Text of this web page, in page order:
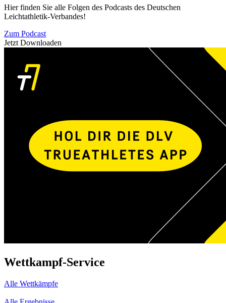
Hier finden Sie alle Folgen des Podcasts des Deutschen
Leichtathletik-Verbandes!
Zum Podcast
Jetzt Downloaden
Wettkampf-Service
Alle Wettkämpfe